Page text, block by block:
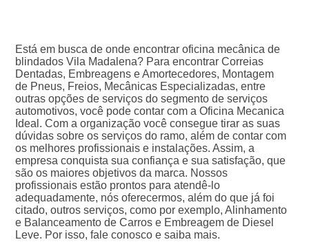
Está em busca de onde encontrar oficina mecânica de
blindados Vila Madalena? Para encontrar Correias
Dentadas, Embreagens e Amortecedores, Montagem
de Pneus, Freios, Mecânicas Especializadas, entre
outras opções de serviços do segmento de serviços
automotivos, você pode contar com a Oficina Mecanica
Ideal. Com a organização você consegue tirar as suas
dúvidas sobre os serviços do ramo, além de contar com
os melhores profissionais e instalações. Assim, a
empresa conquista sua confiança e sua satisfação, que
são os maiores objetivos da marca. Nossos
profissionais estão prontos para atendê-lo
adequadamente, nós oferecermos, além do que já foi
citado, outros serviços, como por exemplo, Alinhamento
e Balanceamento de Carros e Embreagem de Diesel
Leve. Por isso, fale conosco e saiba mais.